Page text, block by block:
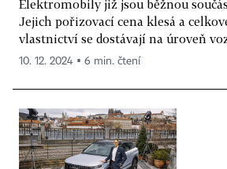
Elektromobily již jsou běžnou
Jejich pořizovací cena klesá a
vlastnictví se dostávají na úroveň
10. 12. 2024 ▪ 6 min. čtení